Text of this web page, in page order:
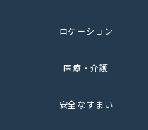
ロケーション
医療・介護
安全なすまい